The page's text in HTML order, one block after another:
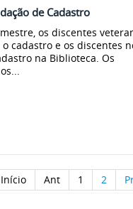
de Cadastro
os discentes
cadastro e os discentes
na Biblioteca. Os
Início Ant 1 2